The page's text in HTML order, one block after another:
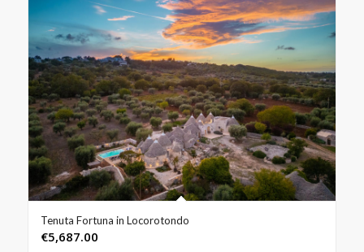
Tenuta Fortuna in Locorotondo
€5,687.00